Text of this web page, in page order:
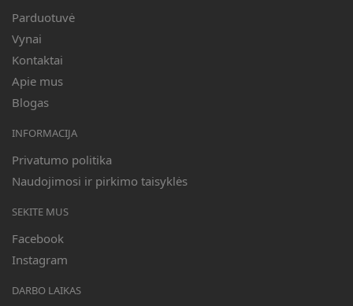
Parduotuvė
Vynai
Kontaktai
Apie mus
Blogas
INFORMACIJA
Privatumo politika
Naudojimosi ir pirkimo taisyklės
SEKITE MUS
Facebook
Instagram
DARBO LAIKAS